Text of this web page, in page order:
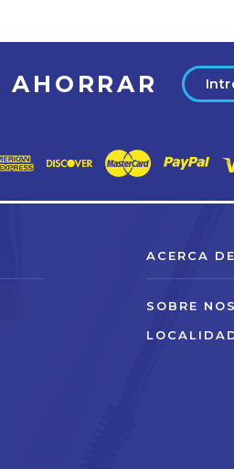
AHORRAR
Dirección
de
ACERCA DE
SOBRE